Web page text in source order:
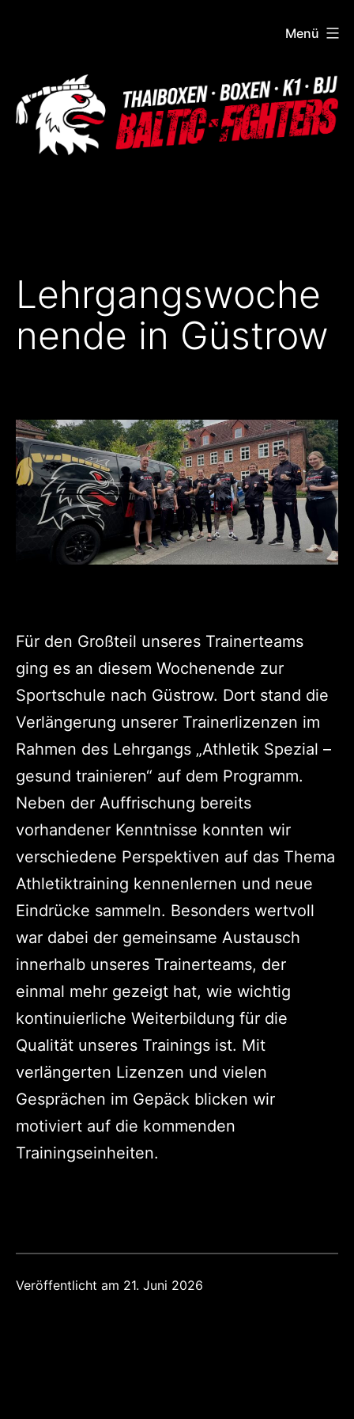
Menü
Lehrgangswoche
nende in Güstrow
Für den Großteil unseres Trainerteams
ging es an diesem Wochenende zur
Sportschule nach Güstrow. Dort stand die
Verlängerung unserer Trainerlizenzen im
Rahmen des Lehrgangs „Athletik Spezial –
gesund trainieren“ auf dem Programm.
Neben der Auffrischung bereits
vorhandener Kenntnisse konnten wir
verschiedene Perspektiven auf das Thema
Athletiktraining kennenlernen und neue
Eindrücke sammeln. Besonders wertvoll
war dabei der gemeinsame Austausch
innerhalb unseres Trainerteams, der
einmal mehr gezeigt hat, wie wichtig
kontinuierliche Weiterbildung für die
Qualität unseres Trainings ist. Mit
verlängerten Lizenzen und vielen
Gesprächen im Gepäck blicken wir
motiviert auf die kommenden
Trainingseinheiten.
Veröffentlicht am 21. Juni 2026